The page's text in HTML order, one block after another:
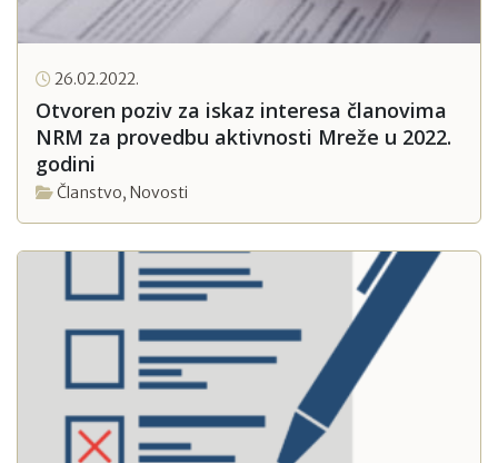
26.02.2022.
Otvoren poziv za iskaz interesa članovima
NRM za provedbu aktivnosti Mreže u 2022.
godini
Članstvo, Novosti